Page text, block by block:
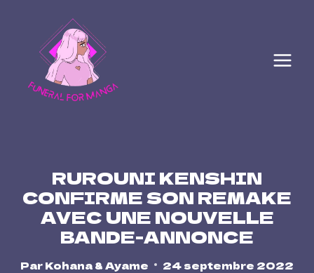
content
RUROUNI KENSHIN
CONFIRME SON REMAKE
AVEC UNE NOUVELLE
BANDE-ANNONCE
ParKohana & Ayame 24 septembre 2022